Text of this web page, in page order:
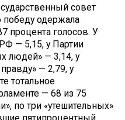
совет
победу одержала
процента голосов. У
— 5,15, у Партии
людей» — 3,14, у
— 2,79, у
тотальное
— 68 из 75
по три «утешительных»